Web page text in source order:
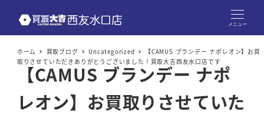
メニュー
ホーム 買取ブログ Uncategorized
【CAMUS ブランデー ナポレオン】お買
取りさせていただきありがとうございました！買取大吉西友水口店です
【CAMUS ブランデー ナポ
レオン】お買取りさせていた